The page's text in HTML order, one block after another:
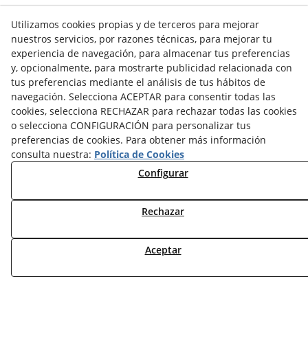
NOTICIAS AEROTERMIA
NOTICIAS FOTOVOLTAICA
NOTICIAS CLIMATIZACIÓN
NOTICIAS CALEFACCIÓN
NOTICIAS BIOMASA
NOTICIAS VENTILACIÓN
NOTICIAS ACS
TARIFAS FABRICANTES
MI CUENTA
CONTÁCTANOS
Utilizamos cookies propias y de terceros para mejorar
nuestros servicios, por razones técnicas, para mejorar tu
experiencia de navegación, para almacenar tus preferencias
y, opcionalmente, para mostrarte publicidad relacionada con
tus preferencias mediante el análisis de tus hábitos de
navegación. Selecciona ACEPTAR para consentir todas las
cookies, selecciona RECHAZAR para rechazar todas las cookies
o selecciona CONFIGURACIÓN para personalizar tus
preferencias de cookies. Para obtener más información
consulta nuestra: Política de Cookies
Configurar
Rechazar
Aceptar